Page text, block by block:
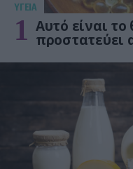
ΥΓΕΙΑ
1 Αυτό είναι
προστατεύει